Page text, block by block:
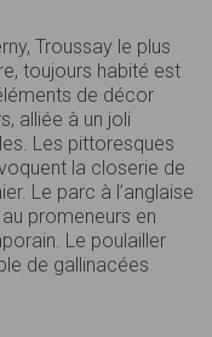
Troussay le plus
toujours habité est
de décor
alliée à un joli
Les pittoresques
la closerie de
Le parc à l’anglaise
promeneurs en
Le poulailler
de gallinacées